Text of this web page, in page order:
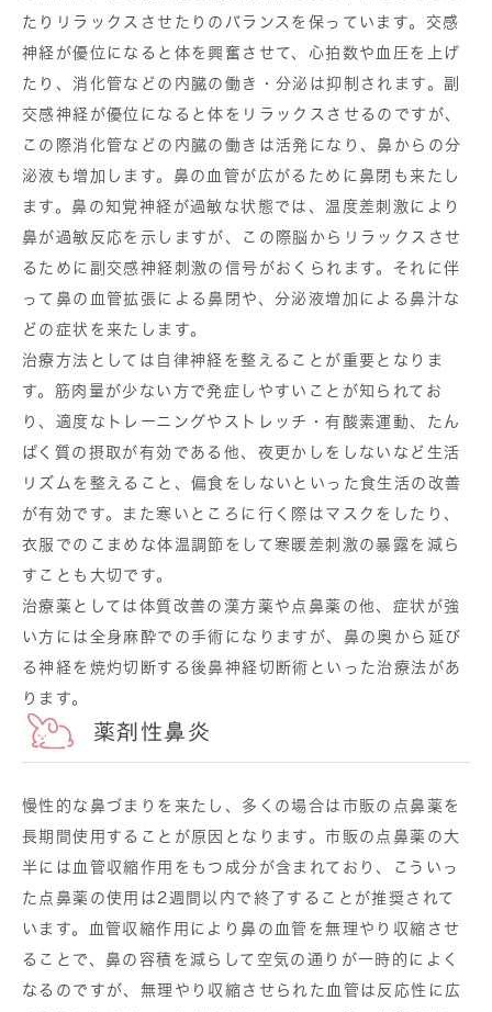
たりリラックスさせたりのバランスを保っています。交感
神経が優位になると体を興奮させて、心拍数や血圧を上げ
たり、消化管などの内臓の働き・分泌は抑制されます。副
交感神経が優位になると体をリラックスさせるのですが、
この際消化管などの内臓の働きは活発になり、鼻からの分
泌液も増加します。鼻の血管が広がるために鼻閉も来たし
ます。鼻の知覚神経が過敏な状態では、温度差刺激により
鼻が過敏反応を示しますが、この際脳からリラックスさせ
るために副交感神経刺激の信号がおくられます。それに伴
って鼻の血管拡張による鼻閉や、分泌液増加による鼻汁な
どの症状を来たします。
治療方法としては自律神経を整えることが重要となりま
す。筋肉量が少ない方で発症しやすいことが知られてお
り、適度なトレーニングやストレッチ・有酸素運動、たん
ぱく質の摂取が有効である他、夜更かしをしないなど生活
リズムを整えること、偏食をしないといった食生活の改善
が有効です。また寒いところに行く際はマスクをしたり、
衣服でのこまめな体温調節をして寒暖差刺激の暴露を減ら
すことも大切です。
治療薬としては体質改善の漢方薬や点鼻薬の他、症状が強
い方には全身麻酔での手術になりますが、鼻の奥から延び
る神経を焼灼切断する後鼻神経切断術といった治療法があ
ります。
薬剤性鼻炎
慢性的な鼻づまりを来たし、多くの場合は市販の点鼻薬を
長期間使用することが原因となります。市販の点鼻薬の大
半には血管収縮作用をもつ成分が含まれており、こういっ
た点鼻薬の使用は2週間以内で終了することが推奨されて
います。血管収縮作用により鼻の血管を無理やり収縮させ
ることで、鼻の容積を減らして空気の通りが一時的によく
なるのですが、無理やり収縮させられた血管は反応性に広